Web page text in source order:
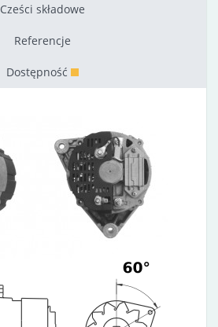
Cześci składowe
Referencje
Dostępność